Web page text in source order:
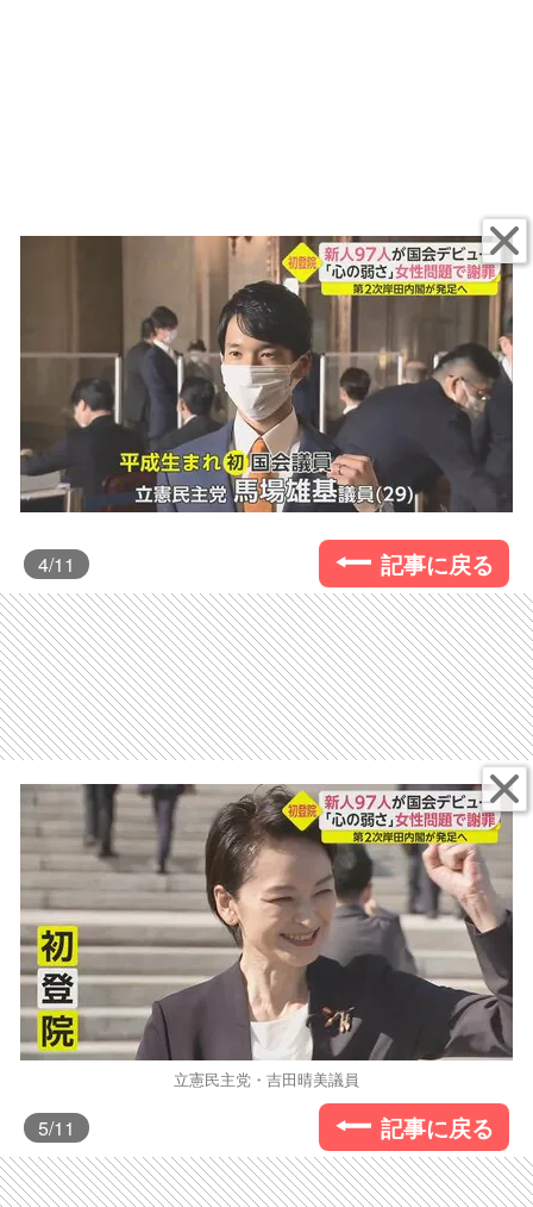
4/11 記事に戻る
立憲民主党・吉田晴美議員
5/11 記事に戻る